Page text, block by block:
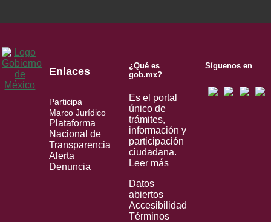
Enlaces
Participa
Marco Jurídico
Plataforma
Nacional de
Transparencia
Alerta
Denuncia
¿Qué es
gob.mx?
Es el portal
único de
trámites,
información y
participación
ciudadana.
Leer más
Datos
abiertos
Accesibilidad
Términos
Síguenos en